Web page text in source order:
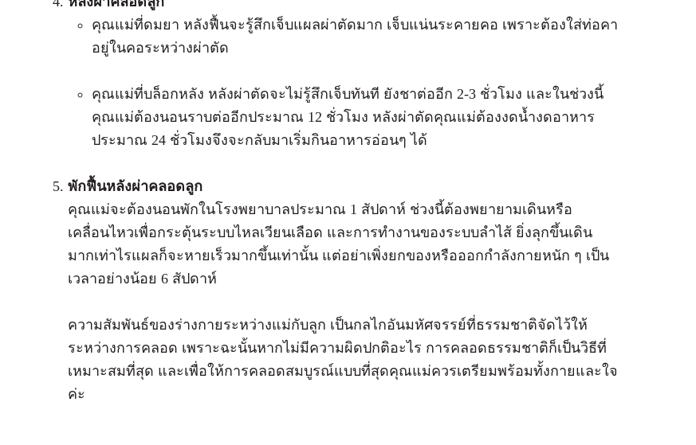
คุณแม่ที่ดมยา หลังฟื้นจะรู้สึกเจ็บแผลผ่าตัดมาก เจ็บแน่นระคายคอ เพราะต้องใส่ท่อคา
อยู่ในคอระหว่างผ่าตัด
คุณแม่ที่บล็อกหลัง หลังผ่าตัดจะไม่รู้สึกเจ็บทันที ยังชาต่ออีก 2-3 ชั่วโมง และในช่วงนี้
คุณแม่ต้องนอนราบต่ออีกประมาณ 12 ชั่วโมง หลังผ่าตัดคุณแม่ต้องงดน้ำงดอาหาร
ประมาณ 24 ชั่วโมงจึงจะกลับมาเริ่มกินอาหารอ่อนๆ ได้
พักฟื้นหลังผ่าคลอดลูก
คุณแม่จะต้องนอนพักในโรงพยาบาลประมาณ 1 สัปดาห์ ช่วงนี้ต้องพยายามเดินหรือ
เคลื่อนไหวเพื่อกระตุ้นระบบไหลเวียนเลือด และการทำงานของระบบลำไส้ ยิ่งลุกขึ้นเดิน
มากเท่าไรแผลก็จะหายเร็วมากขึ้นเท่านั้น แต่อย่าเพิ่งยกของหรือออกกำลังกายหนัก ๆ เป็น
เวลาอย่างน้อย 6 สัปดาห์
ความสัมพันธ์ของร่างกายระหว่างแม่กับลูก เป็นกลไกอันมหัศจรรย์ที่ธรรมชาติจัดไว้ให้
ระหว่างการคลอด เพราะฉะนั้นหากไม่มีความผิดปกติอะไร การคลอดธรรมชาติก็เป็นวิธีที่
เหมาะสมที่สุด และเพื่อให้การคลอดสมบูรณ์แบบที่สุดคุณแม่ควรเตรียมพร้อมทั้งกายและใจ
ค่ะ